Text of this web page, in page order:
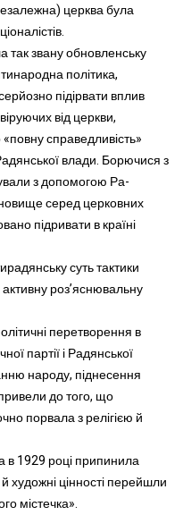
церква була
так звану обновленську
політика,
підірвати вплив
від церкви,
справедливість»
влади. Борючися з
з допомогою Ра-
серед церковних
підривати в країні
суть тактики
роз’яснювальну
перетворення в
партії і Радянської
народу, піднесення
до того, що
порвала з релігією й
в 1929 році припинила
художні цінності перейшли
містечка».